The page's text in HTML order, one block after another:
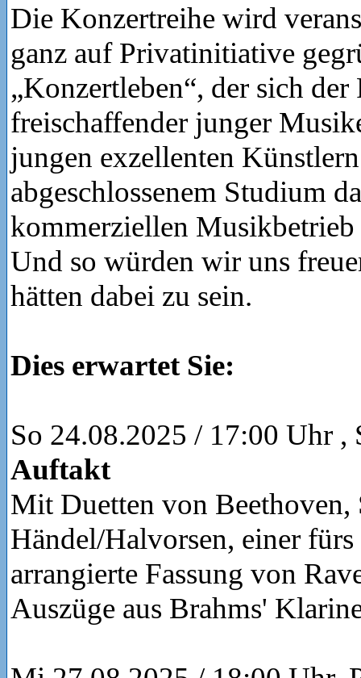
Die Konzertreihe wird
ganz auf Privatinitiative
„Konzertleben“, der sich der
freischaffender junger
jungen exzellenten
abgeschlossenem Studium
kommerziellen
Und so würden wir uns
hätten dabei zu sein.
Dies erwartet Sie:
So 24.08.2025 / 17:00 Uhr ,
Auftakt
Mit Duetten von Beethoven,
Händel/Halvorsen, einer
arrangierte Fassung von
Auszüge aus Brahms'